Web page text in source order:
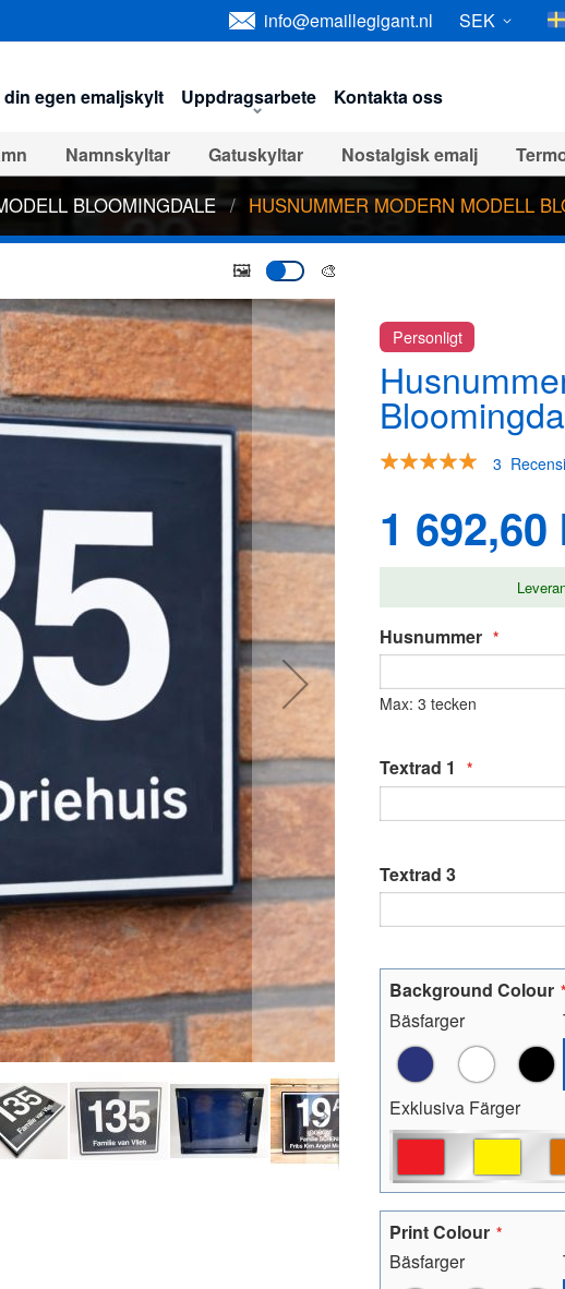
Valuta
SEK
info@emaillegigant.nl
egen emaljskylt Uppdragsarbete Kontakta oss
Namnskyltar Gatuskyltar Nostalgisk emalj
import design text tecken Andra emaljskyltar
Skyltar
Horeca serie Emalj Ikoner Emaljmuggar och porslin
BLOOMINGDALE HUSNUMMER MODERN MODELL
🎨
🖼️
Personligt
Rating:
3
1 692,60
Husnummer
Max: 3 tecken
Textrad 1
Textrad 3
Background Colour
Bäsfarger
Exklusiva Färger
Print Colour
Bäsfarger